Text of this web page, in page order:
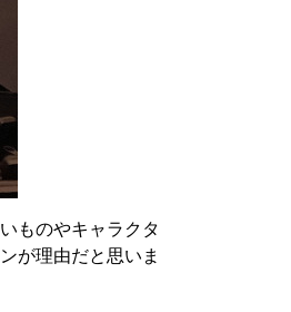
ものやキャラクタ
が理由だと思いま